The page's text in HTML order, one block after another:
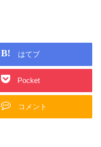
はてブ
Pocket
コメント